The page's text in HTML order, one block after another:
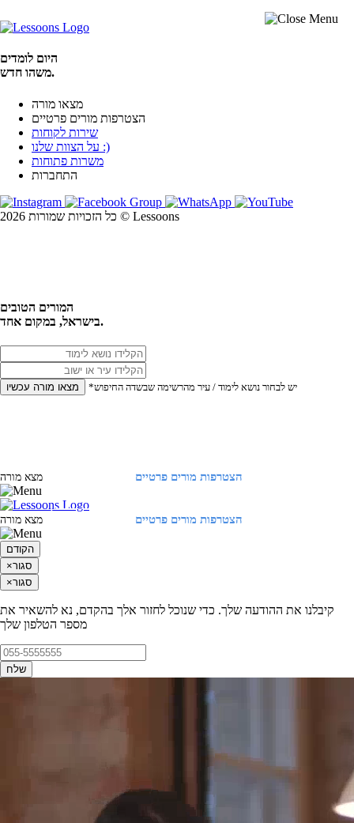
היום לומדים
משהו חדש.
מצאו מורה
הצטרפות מורים פרטיים
שירות לקוחות
על הצוות שלנו :)
משרות פתוחות
התחברות
כל הזכויות שמורות 2026 © Lessoons
המורים הטובים
בישראל, במקום אחד.
מצאו מורה עכשיו *יש לבחור נושא לימוד / עיר מהרשימה שבשדה החיפוש
הצטרפות מורים פרטיים מצא מורה
הצטרפות מורים פרטיים מצא מורה
הקודם
×סגור
×סגור
קיבלנו את ההודעה שלך. כדי שנוכל לחזור אלך בהקדם, נא להשאיר את
מספר הטלפון שלך
שלח